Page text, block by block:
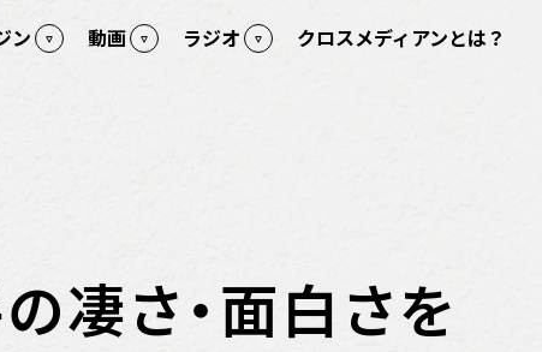
ン 動画 ラジオ クロスメディアンとは？
凄さ・面白さを